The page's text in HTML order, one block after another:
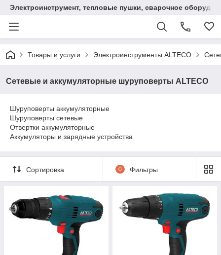
Электроинструмент, тепловые пушки, сварочное
Товары и услуги Электроинструменты ALTECO
Сетевые и аккумуляторные шуруповерты ALTECO
Шуруповерты аккумуляторные
Шуруповерты сетевые
Отвертки аккумуляторные
Аккумуляторы и зарядные устройства
Сортировка 0 Фильтры